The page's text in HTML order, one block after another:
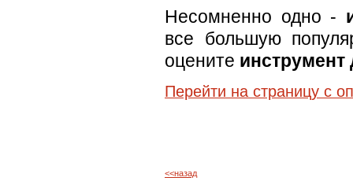
Несомненно одно -
все большую
оцените инструмент
Перейти на страницу с
<<назад